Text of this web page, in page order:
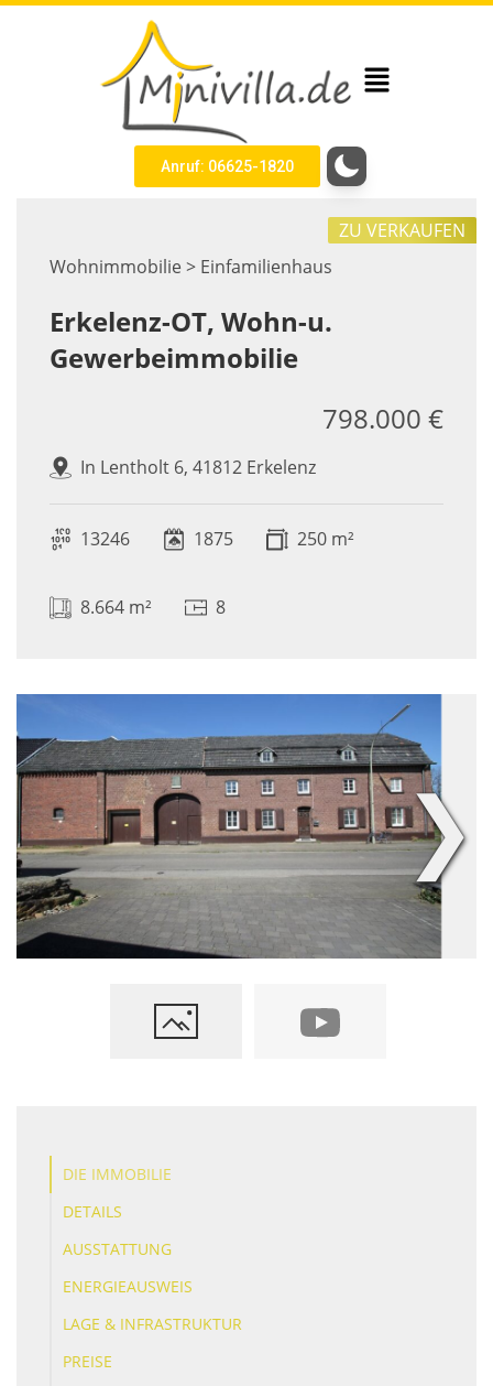
Anruf: 06625-1820
Wohnimmobilie > Einfamilienhaus
ZU VERKAUFEN
Erkelenz-OT, Wohn-u.
Gewerbeimmobilie
In Lentholt 6, 41812 Erkelenz
798.000 €
13246 1875 250 m²
8.664 m² 8
❯
DIE IMMOBILIE
DETAILS
AUSSTATTUNG
ENERGIEAUSWEIS
LAGE & INFRASTRUKTUR
PREISE